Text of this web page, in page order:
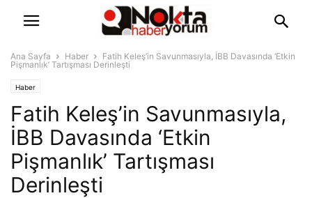
Ana Sayfa Haber
Fatih Keleş’in Savunmasıyla, İBB Davasında ‘Etkin
Pişmanlık’ Tartışması Derinleşti
Haber
Fatih Keleş’in Savunmasıyla,
İBB Davasında ‘Etkin
Pişmanlık’ Tartışması
Derinleşti